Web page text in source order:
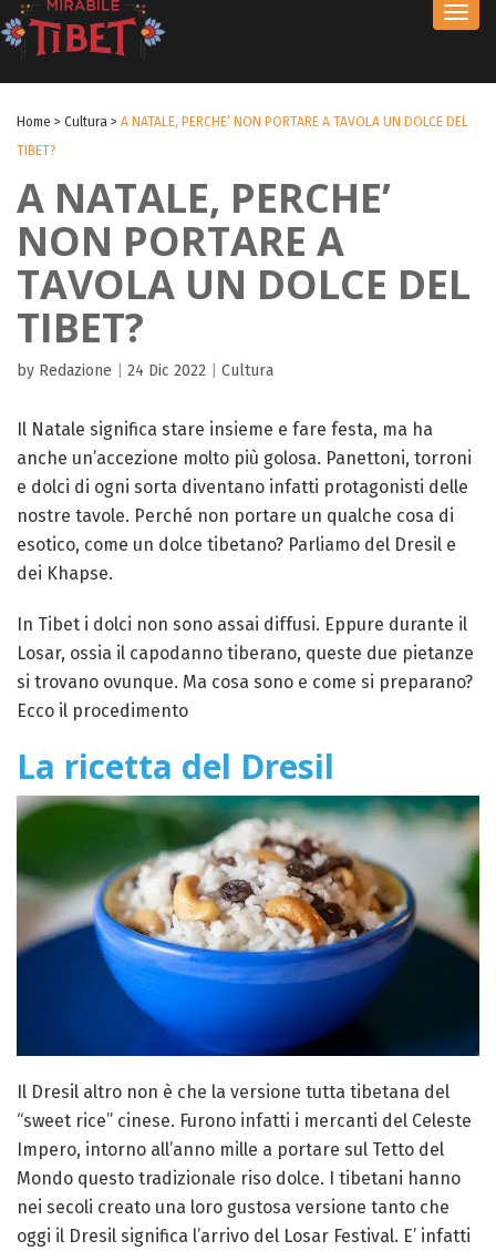
Home > Cultura > A NATALE, PERCHE’ NON PORTARE A TAVOLA UN DOLCE DEL
TIBET?
A NATALE, PERCHE’
NON PORTARE A
TAVOLA UN DOLCE DEL
TIBET?
by Redazione 24 Dic 2022 Cultura
Il Natale significa stare insieme e fare festa, ma ha
anche un’accezione molto più golosa. Panettoni, torroni
e dolci di ogni sorta diventano infatti protagonisti delle
nostre tavole. Perché non portare un qualche cosa di
esotico, come un dolce tibetano? Parliamo del Dresil e
dei Khapse.
In Tibet i dolci non sono assai diffusi. Eppure durante il
Losar, ossia il capodanno tiberano, queste due pietanze
si trovano ovunque. Ma cosa sono e come si preparano?
Ecco il procedimento
La ricetta del Dresil
Il Dresil altro non è che la versione tutta tibetana del
“sweet rice” cinese. Furono infatti i mercanti del Celeste
Impero, intorno all’anno mille a portare sul Tetto del
Mondo questo tradizionale riso dolce. I tibetani hanno
nei secoli creato una loro gustosa versione tanto che
oggi il Dresil significa l’arrivo del Losar Festival. E’ infatti